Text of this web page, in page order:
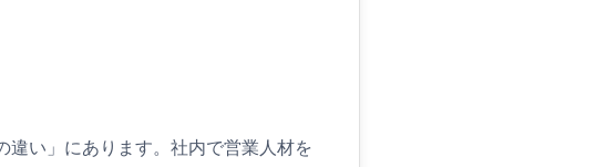
違い」にあります。社内で営業人材を